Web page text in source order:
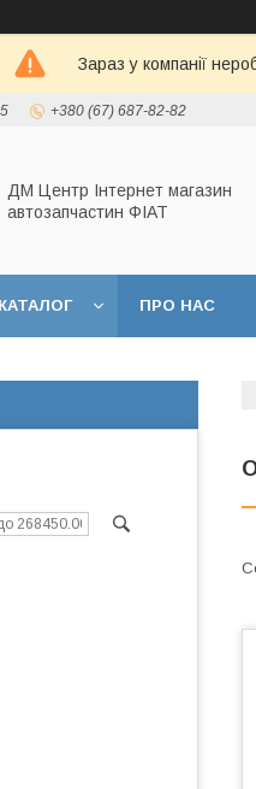
Зараз у компанії
+380 (67) 687-82-82
ДМ Центр Інтернет магазин
автозапчастин ФІАТ
КАТАЛОГ ПРО НАС